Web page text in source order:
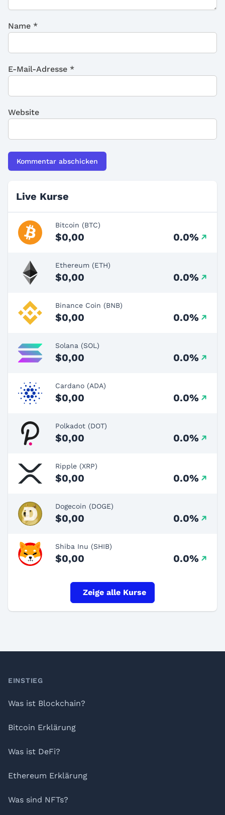
Name *
E-Mail-Adresse *
Website
Live Kurse
Bitcoin (BTC)
$0,00 0.0%
Ethereum (ETH)
$0,00 0.0%
Binance Coin (BNB)
$0,00 0.0%
Solana (SOL)
$0,00 0.0%
Cardano (ADA)
$0,00 0.0%
Polkadot (DOT)
$0,00 0.0%
Ripple (XRP)
$0,00 0.0%
Dogecoin (DOGE)
$0,00 0.0%
Shiba Inu (SHIB)
$0,00 0.0%
Zeige alle Kurse
Footer
EINSTIEG
Was ist Blockchain?
Bitcoin Erklärung
Was ist DeFi?
Ethereum Erklärung
Was sind NFTs?